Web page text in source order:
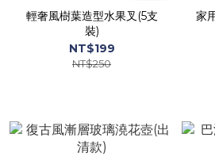
輕奢風樹葉造型水果叉(5支
裝)
NT$199
NT$250
家